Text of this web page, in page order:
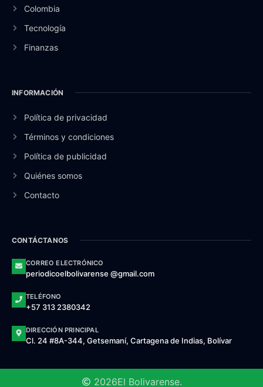
Colombia
Tecnología
Finanzas
INFORMACIÓN
Política de privacidad
Términos y condiciones
Política de publicidad
Quiénes somos
Contacto
CONTÁCTANOS
CORREO ELECTRÓNICO
periodicoelbolivarense @gmail.com
TELÉFONO
+57 313 2380342
DIRECCIÓN PRINCIPAL
Cl. 24 #8A-344, Getsemaní, Cartagena de Indias, Bolívar
2026El Bolivarense.